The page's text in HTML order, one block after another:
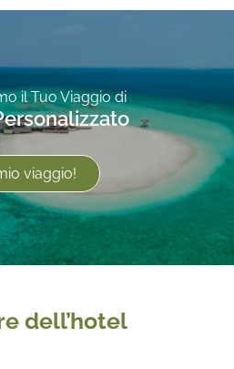
il Tuo Viaggio di
viaggio!
dell’hotel